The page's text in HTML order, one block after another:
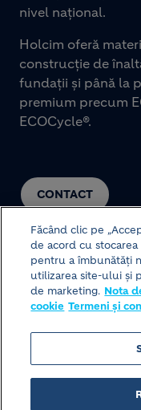
CONTACT
nivel național.
Holcim oferă
construcție de
fundații și până la
premium precum
ECOCycle®.
© HOLCIM 2026
Făcând clic pe
de acord cu
pentru a îmbunătăți
utilizarea site-ului și
de marketing. Nota
cookie Termeni și